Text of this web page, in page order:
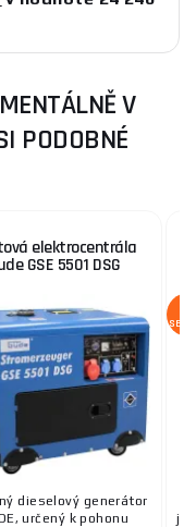
V
PODOBNÉ
elektrocentrála
GSE 5501 DSG
dieselový generátor
určený k pohonu